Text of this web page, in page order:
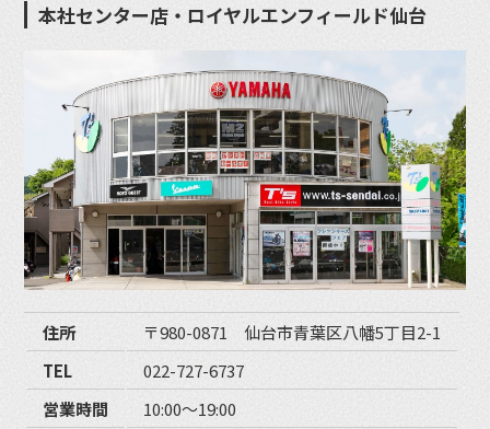
本社センター店・ロイヤルエンフィールド仙台
住所
〒980-0871 仙台市青葉区八幡5丁目2-1
TEL
022-727-6737
営業時間
10:00〜19:00